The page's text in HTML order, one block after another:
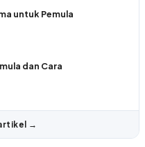
untuk Pemula
dan Cara
→